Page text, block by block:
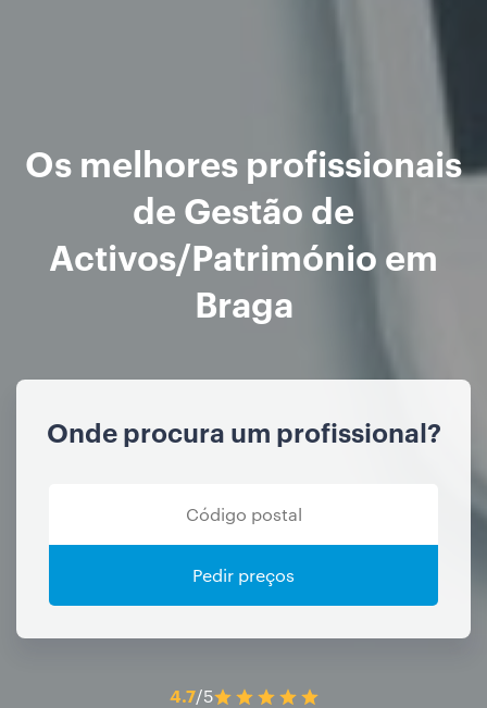
Os melhores profissionais
de Gestão de
Activos/Património em
Braga
Onde procura um profissional?
Pedir preços
4.7/5